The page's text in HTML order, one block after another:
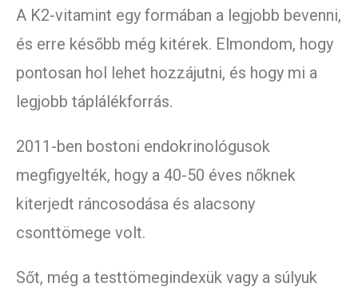
A K2-vitamint egy formában a legjobb bevenni,
és erre később még kitérek. Elmondom, hogy
pontosan hol lehet hozzájutni, és hogy mi a
legjobb táplálékforrás.
2011-ben bostoni endokrinológusok
megfigyelték, hogy a 40-50 éves nőknek
kiterjedt ráncosodása és alacsony
csonttömege volt.
Sőt, még a testtömegindexük vagy a súlyuk